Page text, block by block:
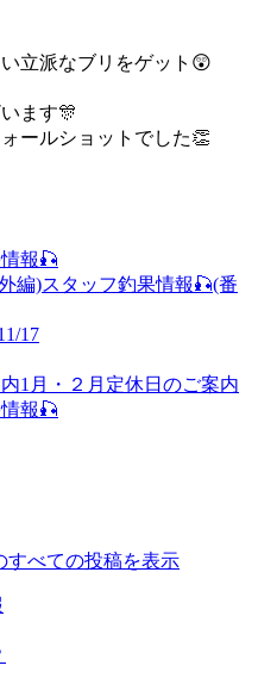
立派なブリをゲット😲
ます🎊
ールショットでした👏
報🎣
スタッフ釣果情報🎣(番
17
1月・２月定休日のご案内
報🎣
すべての投稿を表示